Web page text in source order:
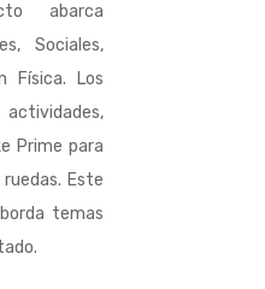
abarca
Sociales,
Física. Los
Prime para
Este
temas